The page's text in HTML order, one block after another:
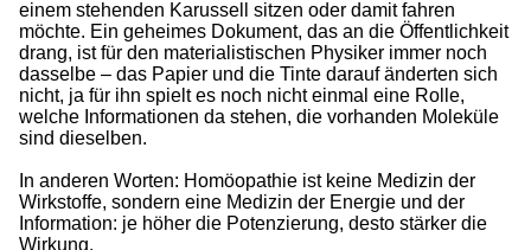
einem stehenden Karussell sitzen oder damit fahren
möchte. Ein geheimes Dokument, das an die Öffentlichkeit
drang, ist für den materialistischen Physiker immer noch
dasselbe – das Papier und die Tinte darauf änderten sich
nicht, ja für ihn spielt es noch nicht einmal eine Rolle,
welche Informationen da stehen, die vorhanden Moleküle
sind dieselben.
In anderen Worten: Homöopathie ist keine Medizin der
Wirkstoffe, sondern eine Medizin der Energie und der
Information: je höher die Potenzierung, desto stärker die
Wirkung.